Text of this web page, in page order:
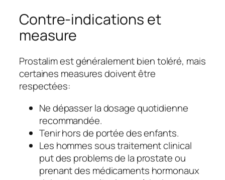
Contre-indications et
measure
Prostalim est généralement bien toléré, mais
certaines measures doivent être
respectées:
Ne dépasser la dosage quotidienne
recommandée.
Tenir hors de portée des enfants.
Les hommes sous traitement clinical
put des problems de la prostate ou
prenant des médicaments hormonaux